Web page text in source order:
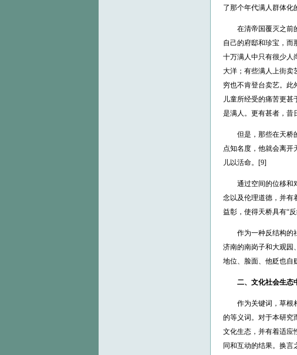
了那个年代满人群体化
在清帝国覆灭之前的
自己的府邸和珍宝，而
十万满人中只有很少人
大洋；有些满人上街卖
穷也不肯登台卖艺。
儿童所经受的痛苦更
是满人。更有甚者，
但是，那些在天桥的
点知名度，他就会离开
儿以活命。[9]
通过空间的位移和对
念以及伦理道德，并有
益彰，使得天桥具有“反
作为一种反结构的社
济南的南岗子和大观园
地位、脸面、他贬也自
二、文化社会生态
作为关键词，草根相
的等义词。对于本研究
文化生态，并有着适应
同和互动的结果。换